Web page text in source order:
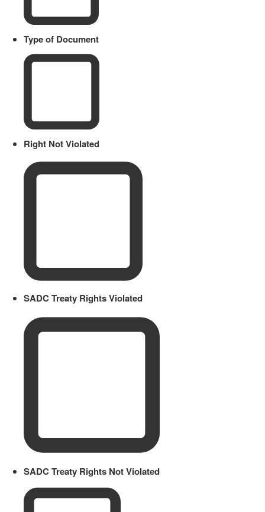
Type of Document
Right Not Violated
SADC Treaty Rights Violated
SADC Treaty Rights Not Violated